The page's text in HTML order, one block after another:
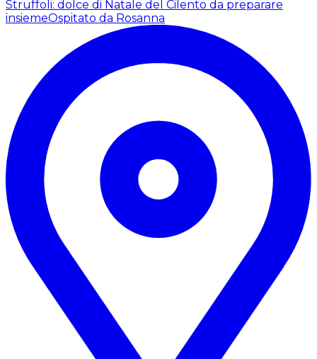
Struffoli: dolce di Natale del Cilento da preparare
insiemeOspitato da Rosanna